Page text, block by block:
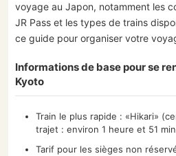
voyage au Japon, notamment les
JR Pass et les types de trains
ce guide pour organiser votre
Informations de base pour se
Kyoto
Train le plus rapide : «Hikari»
trajet : environ 1 heure et 51
Tarif pour les sièges non